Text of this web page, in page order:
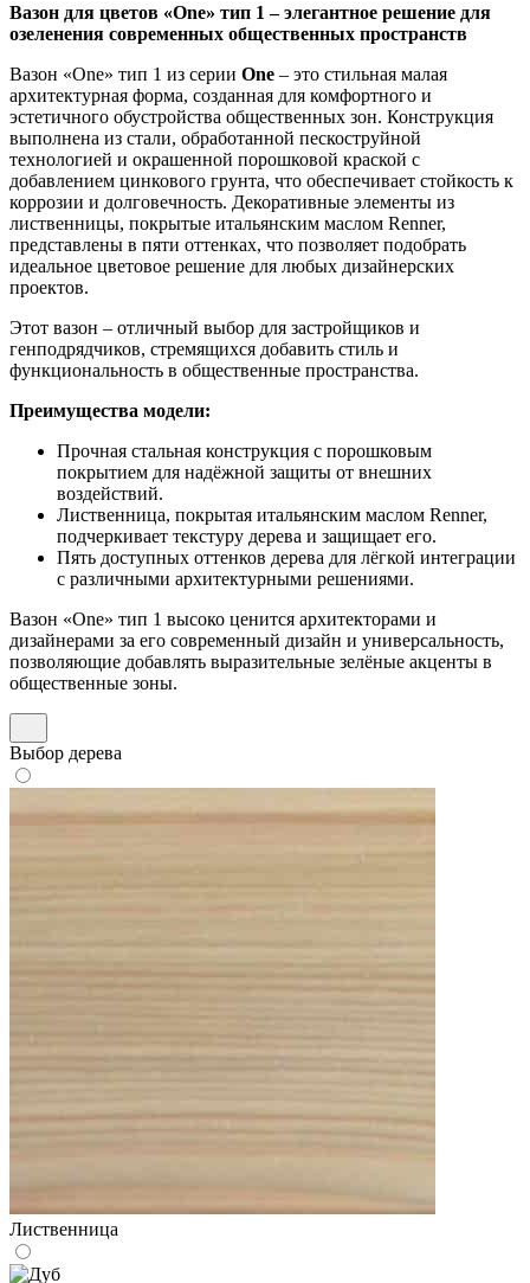
Вазон для цветов «One» тип 1 – элегантное решение для
озеленения современных общественных пространств
Вазон «One» тип 1 из серии One – это стильная малая
архитектурная форма, созданная для комфортного и
эстетичного обустройства общественных зон. Конструкция
выполнена из стали, обработанной пескоструйной
технологией и окрашенной порошковой краской с
добавлением цинкового грунта, что обеспечивает стойкость к
коррозии и долговечность. Декоративные элементы из
лиственницы, покрытые итальянским маслом Renner,
представлены в пяти оттенках, что позволяет подобрать
идеальное цветовое решение для любых дизайнерских
проектов.
Этот вазон – отличный выбор для застройщиков и
генподрядчиков, стремящихся добавить стиль и
функциональность в общественные пространства.
Преимущества модели:
Прочная стальная конструкция с порошковым
покрытием для надёжной защиты от внешних
воздействий.
Лиственница, покрытая итальянским маслом Renner,
подчеркивает текстуру дерева и защищает его.
Пять доступных оттенков дерева для лёгкой интеграции
с различными архитектурными решениями.
Вазон «One» тип 1 высоко ценится архитекторами и
дизайнерами за его современный дизайн и универсальность,
позволяющие добавлять выразительные зелёные акценты в
общественные зоны.
Выбор дерева
Лиственница